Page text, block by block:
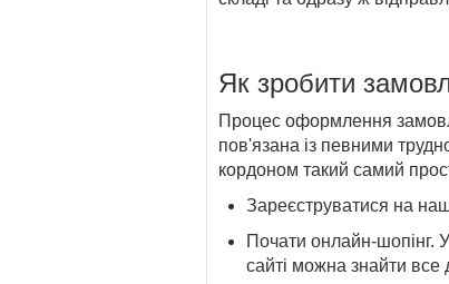
Як зробити
Процес оформлення
пов'язана із певними
кордоном такий самий
Зареєструватися на
Почати онлайн-шопінг. У
сайті можна знайти все